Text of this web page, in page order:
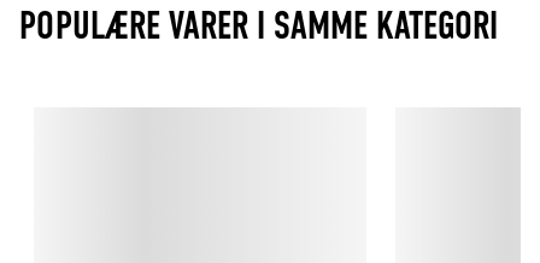
POPULÆRE VARER I SAMME KATEGORI